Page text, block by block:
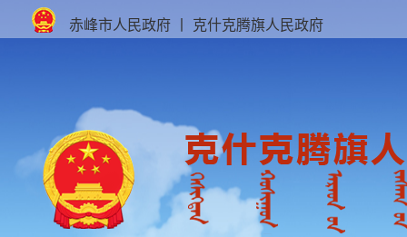
赤峰市人民政府 克什克腾旗人民政府